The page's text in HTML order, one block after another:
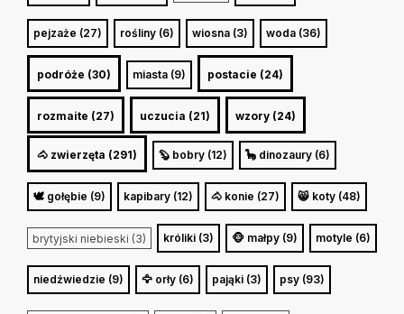
pejzaże (27) rośliny (6) wiosna (3) woda (36)
podróże (30) miasta (9) postacie (24)
rozmaite (27) uczucia (21) wzory (24)
🐴 zwierzęta (291) 🦫 bobry (12) 🦕 dinozaury (6)
🕊️ gołębie (9) kapibary (12) 🐴 konie (27) 😸 koty (48)
brytyjski niebieski (3) króliki (3) 🐵 małpy (9) motyle (6)
niedźwiedzie (9) 🦅 orły (6) pająki (3) psy (93)